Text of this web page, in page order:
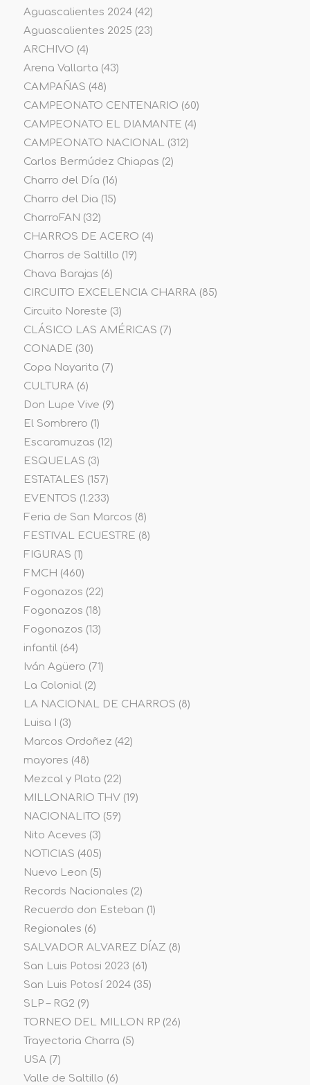
Aguascalientes 2024(42)
Aguascalientes 2025 (23)
ARCHIVO (4)
Arena Vallarta (43)
CAMPAÑAS (48)
CAMPEONATO CENTENARIO (60)
CAMPEONATO EL DIAMANTE (4)
CAMPEONATO NACIONAL(312)
Carlos Bermúdez Chiapas (2)
Charro del Día (16)
Charro del Dia (15)
CharroFAN (32)
CHARROS DE ACERO (4)
Charros de Saltillo (19)
Chava Barajas (6)
CIRCUITO EXCELENCIA CHARRA(85)
Circuito Noreste (3)
CLÁSICO LAS AMÉRICAS (7)
CONADE (30)
Copa Nayarita (7)
CULTURA(6)
Don Lupe Vive (9)
El Sombrero (1)
Escaramuzas (12)
ESQUELAS (3)
ESTATALES (157)
EVENTOS (1.233)
Feria de San Marcos (8)
FESTIVAL ECUESTRE (8)
FIGURAS (1)
FMCH (460)
Fogonazos (22)
Fogonazos (18)
Fogonazos (13)
infantil(64)
Iván Agüero (71)
La Colonial(2)
LA NACIONAL DE CHARROS (8)
Luisa I
(3)
Marcos Ordoñez (42)
mayores (48)
Mezcal y Plata (22)
MILLONARIO THV(19)
NACIONALITO (59)
Nito Aceves (3)
NOTICIAS (405)
Nuevo Leon (5)
Records Nacionales (2)
Recuerdo don Esteban (1)
Regionales (6)
SALVADOR ALVAREZ DÍAZ (8)
San Luis Potosi 2023 (61)
San Luis Potosí 2024(35)
SLP – RG2 (9)
TORNEO DEL MILLON RP(26)
Trayectoria Charra (5)
USA(7)
Valle de Saltillo (6)